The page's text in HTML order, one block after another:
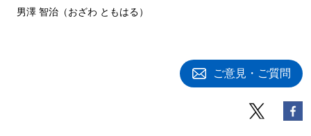
男澤 智治（おざわ ともはる）
ご意見・ご質問